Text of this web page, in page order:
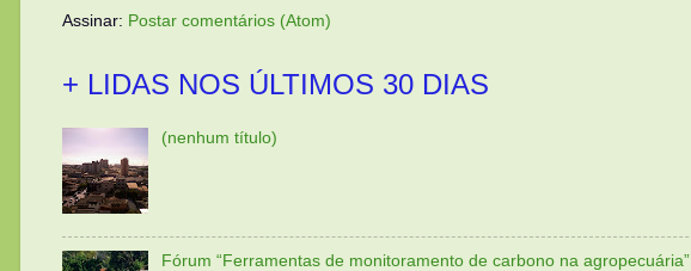
Assinar: Postar comentários (Atom)
+ LIDAS NOS ÚLTIMOS 30 DIAS
(nenhum título)
Fórum “Ferramentas de monitoramento de carbono na agropecuária”